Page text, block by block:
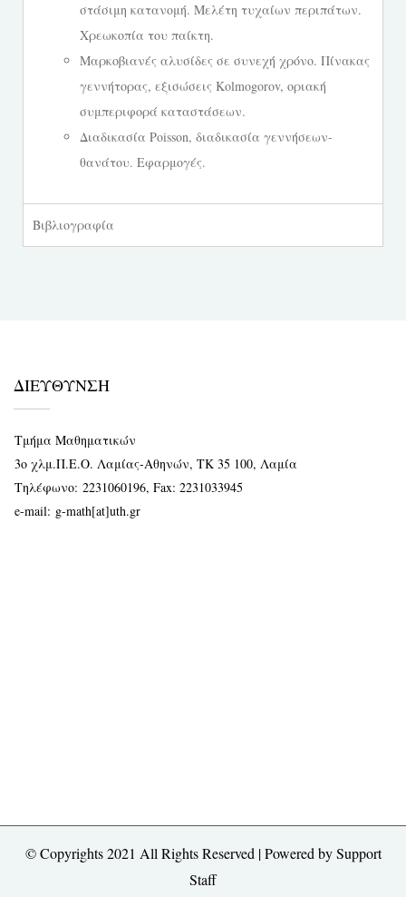
στάσιμη κατανομή. Μελέτη τυχαίων περιπάτων.
Χρεωκοπία του παίκτη.
Μαρκοβιανές αλυσίδες σε συνεχή χρόνο. Πίνακας
γεννήτορας, εξισώσεις Kolmogorov, οριακή
συμπεριφορά καταστάσεων.
Διαδικασία Poisson, διαδικασία γεννήσεων-
θανάτoυ. Εφαρμογές.
Βιβλιογραφία
ΔΙΕΥΘΥΝΣΗ
Τμήμα Μαθηματικών
3ο χλμ.Π.Ε.Ο. Λαμίας-Αθηνών, ΤΚ 35 100, Λαμία
Τηλέφωνο: 2231060196, Fax: 2231033945
e-mail: g-math[at]uth.gr
© Copyrights 2021 All Rights Reserved | Powered bySupport
Staff